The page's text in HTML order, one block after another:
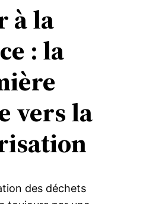
à la
: la
vers la
des déchets